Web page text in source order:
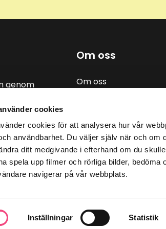
cookies
cookies för att analysera hur vår
användbarhet. Du väljer själv när och om
ditt medgivande i efterhand om du
spela upp filmer och rörliga bilder, bedöma
navigerar på vår webbplats.
Inställningar Statistik
genom
Om oss
Om oss
Cookiespolicy
Personuppgiftspolicy